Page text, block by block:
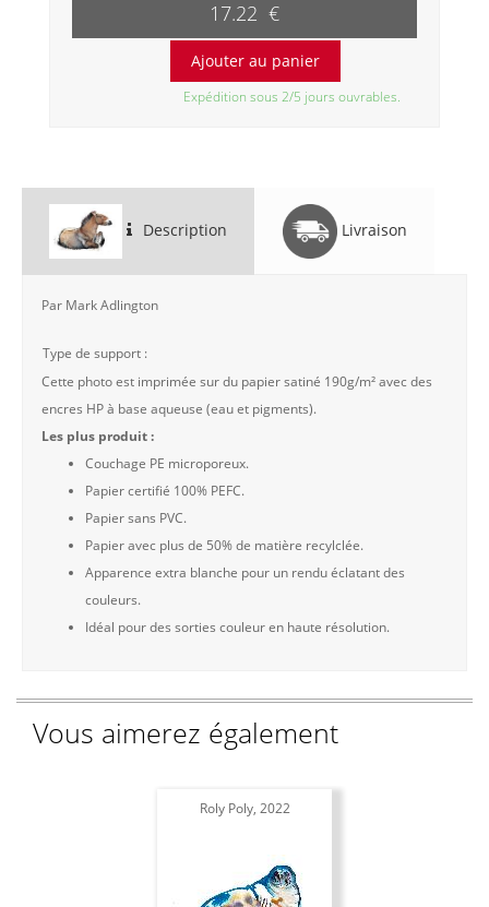
17.22 €
Expédition sous 2/5 jours ouvrables.
Description Livraison
Par Mark Adlington
Type de support :
Cette photo est imprimée sur du papier satiné 190g/m² avec des
encres HP à base aqueuse (eau et pigments).
Les plus produit :
Couchage PE microporeux.
Papier certifié 100% PEFC.
Papier sans PVC.
Papier avec plus de 50% de matière recylclée.
Apparence extra blanche pour un rendu éclatant des
couleurs.
Idéal pour des sorties couleur en haute résolution.
Vous aimerez également
Roly Poly, 2022